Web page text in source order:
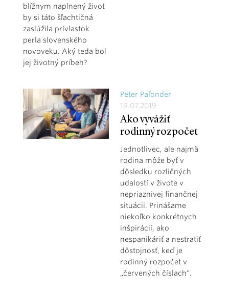
blížnym naplnený život
by si táto šľachtičná
zaslúžila prívlastok
perla slovenského
novoveku. Aký teda bol
jej životný príbeh?
Peter Paľonder
19.07.2019
Ako vyvážiť
rodinný rozpočet
Jednotlivec, ale najmä
rodina môže byť v
dôsledku rozličných
udalostí v živote v
nepriaznivej finančnej
situácii. Prinášame
niekoľko konkrétnych
inšpirácií, ako
nespanikáriť a nestratiť
dôstojnosť, keď je
rodinný rozpočet v
„červených číslach“.